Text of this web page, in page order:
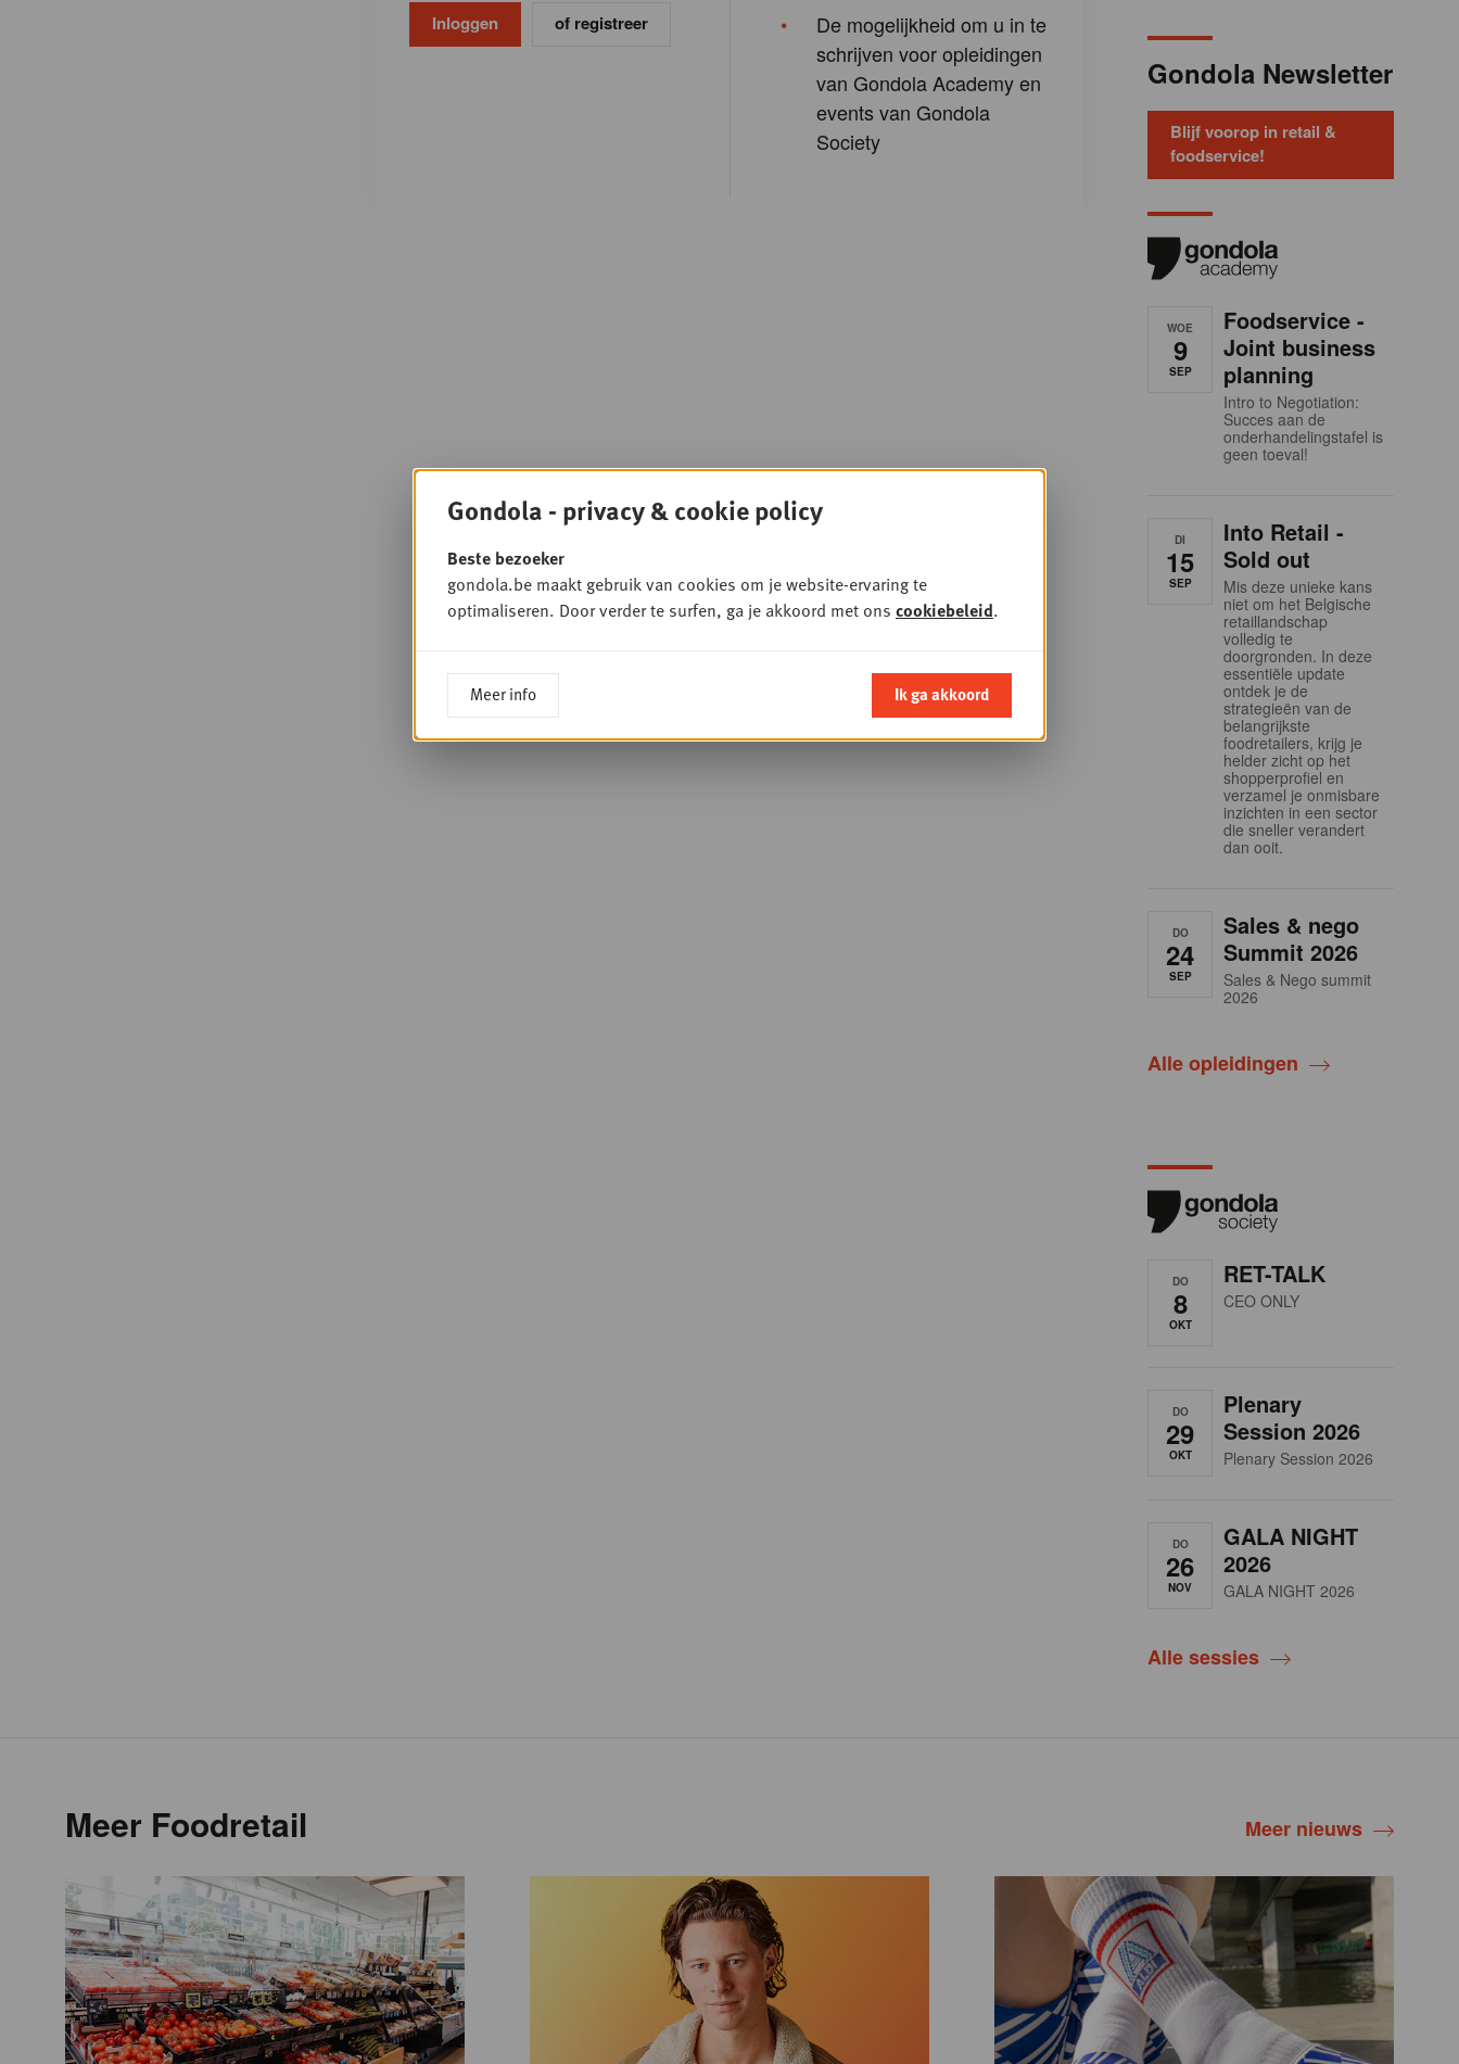
of registreer
De mogelijkheid om u in te
schrijven voor opleidingen
van Gondola Academy en
events van Gondola
Society
Gondola Newsletter
Blijf voorop in retail &
foodservice!
WOE
9
SEP
Foodservice -
Joint business
planning
Intro to Negotiation:
Succes aan de
onderhandelingstafel is
geen toeval!
DI
15
SEP
Into Retail -
Sold out
Mis deze unieke kans
niet om het Belgische
retaillandschap
volledig te
doorgronden. In deze
essentiële update
ontdek je de
strategieën van de
belangrijkste
foodretailers, krijg je
helder zicht op het
shopperprofiel en
verzamel je onmisbare
inzichten in een sector
die sneller verandert
dan ooit.
DO
24
SEP
Sales & nego
Summit 2026
Sales & Nego summit
2026
Alle opleidingen
DO
8
OKT
RET-TALK
CEO ONLY
DO
29
OKT
Plenary
Session 2026
Plenary Session 2026
DO
26
NOV
GALA NIGHT
2026
GALA NIGHT 2026
Alle sessies
Meer Foodretail Meer nieuws
Gondola - privacy & cookie policy
Beste bezoeker
gondola.be maakt gebruik van cookies om je website-ervaring te
optimaliseren. Door verder te surfen, ga je akkoord met ons cookiebeleid.
Meer info Ik ga akkoord